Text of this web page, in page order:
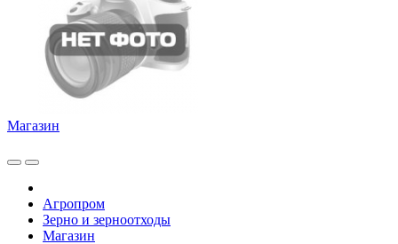
Магазин
Агропром
Зерно и зерноотходы
Магазин